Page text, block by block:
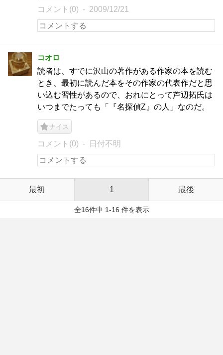
コメント(0) 2009/12/21
コオロ
読者は、すでに沢山の著作がある作家の本を読む
とき、最初に読んだ本をその作家の代表作だと思
い込む習性があるので、おれにとって芦辺拓氏は
いつまでたっても「『名探偵Z』の人」なのだ。
ナイス
コメント(0) 日付不明
最初 1 最後
全16件中 1-16 件を表示